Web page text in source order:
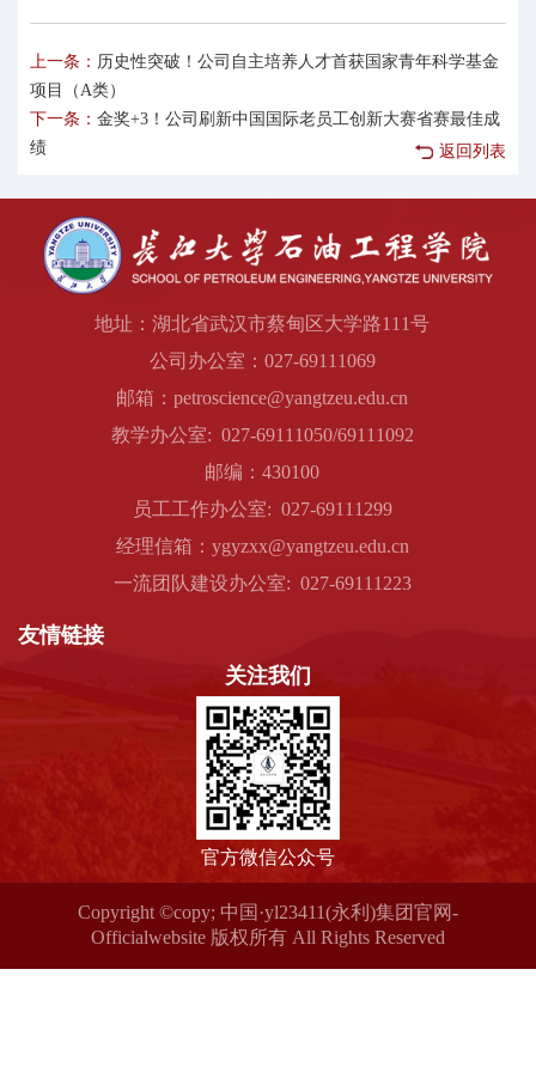
上一条： 历史性突破！公司自主培养人才首获国家青年科学基金
项目（A类）
下一条： 金奖+3！公司刷新中国国际老员工创新大赛省赛最佳成
绩
返回列表
地址：湖北省武汉市蔡甸区大学路111号
公司办公室：027-69111069
邮箱：petroscience@yangtzeu.edu.cn
教学办公室: 027-69111050/69111092
邮编：430100
员工工作办公室: 027-69111299
经理信箱：ygyzxx@yangtzeu.edu.cn
一流团队建设办公室: 027-69111223
友情链接
关注我们
官方微信公众号
Copyright ©copy; 中国·yl23411(永利)集团官网-
Officialwebsite 版权所有 All Rights Reserved